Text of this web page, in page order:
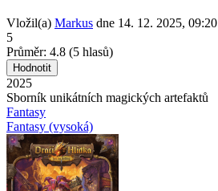
Vložil(a) Markus dne 14. 12. 2025, 09:20
5
Průměr: 4.8 (5 hlasů)
2025
Sborník unikátních magických artefaktů
Fantasy
Fantasy (vysoká)